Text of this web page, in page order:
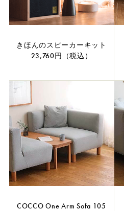
きほんのスピーカーキット
23,760円（税込）
COCCO One Arm Sofa 105